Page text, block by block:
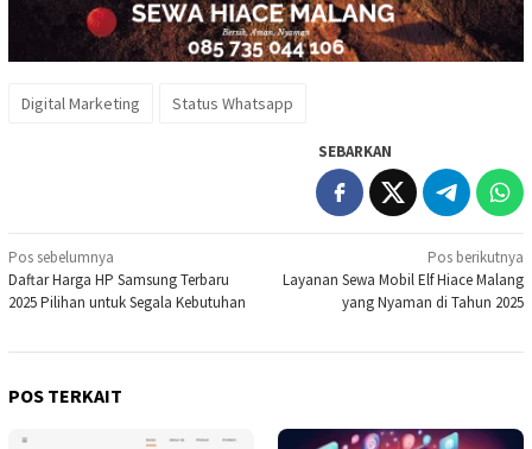
Digital Marketing Status Whatsapp
SEBARKAN
Navigasi
pos
Pos sebelumnya
Daftar Harga HP Samsung Terbaru
2025 Pilihan untuk Segala Kebutuhan
Pos berikutnya
Layanan Sewa Mobil Elf Hiace Malang
yang Nyaman di Tahun 2025
POS TERKAIT